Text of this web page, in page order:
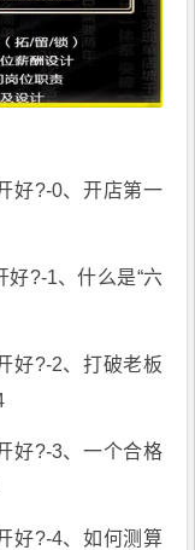
好?-0、开店第一
?-1、什么是“六
好?-2、打破老板
好?-3、一个合格
好?-4、如何测算